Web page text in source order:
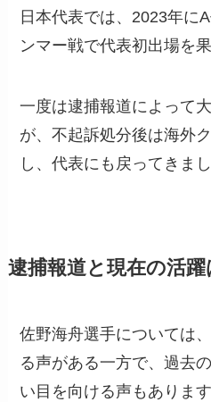
日本代表では、2023年に
ンマー戦で代表初出場を
一度は逮捕報道によって
が、不起訴処分後は海外
し、代表にも戻ってきまし
逮捕報道と現在の活
佐野海舟選手については
る声がある一方で、過去
い目を向ける声もあります